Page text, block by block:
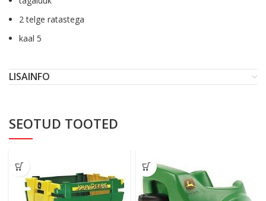
2 telge ratastega
kaal 5
LISAINFO
SEOTUD TOOTED